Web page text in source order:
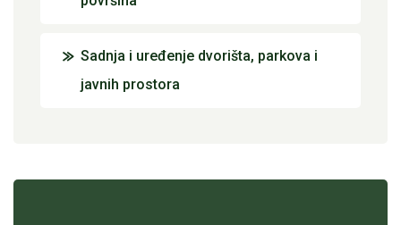
Sadnja i uređenje dvorišta, parkova i
javnih prostora